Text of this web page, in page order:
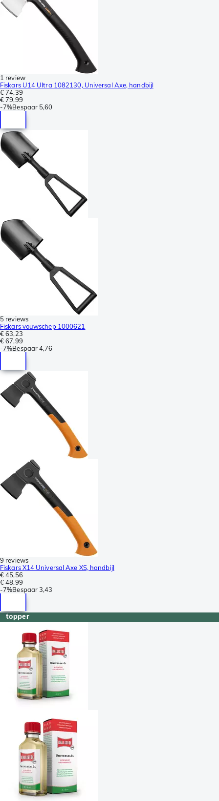
1 review
Fiskars U14 Ultra 1082130, Universal Axe, handbijl
€ 74,39
€ 79,99
-7%Bespaar 5,60
5 reviews
Fiskars vouwschep 1000621
€ 63,23
€ 67,99
-7%Bespaar4,76
9 reviews
Fiskars X14 Universal Axe XS, handbijl
€ 45,56
€ 48,99
-7%Bespaar3,43
topper